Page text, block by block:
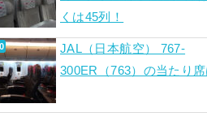
くは45列！
JAL（日本航空） 767-
300ER（763）の当たり